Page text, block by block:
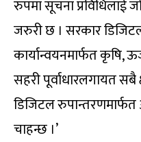
रुपमा सूचना प्रविधिलाई
जरुरी छ । सरकार
कार्यान्वयनमार्फत कृषि,
सहरी पूर्वाधारलगायत सबै
डिजिटल रुपान्तरणमार्फत
चाहन्छ ।’